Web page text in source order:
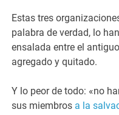
Estas tres
palabra de verdad, lo
ensalada entre el
agregado y quitado.
Y lo peor de todo: «no
sus miembros a la